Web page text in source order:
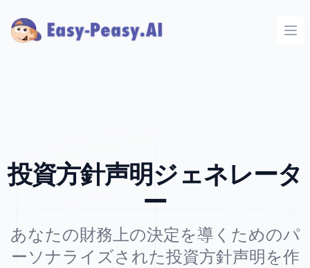
投資方針声明ジェネレータ
ー
あなたの財務上の決定を導くためのパ
ーソナライズされた投資方針声明を作